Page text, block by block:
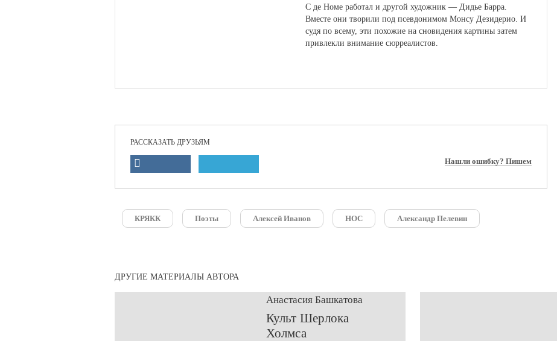
С де Номе работал и другой художник — Дидье Барра.
Вместе они творили под псевдонимом Монсу Дезидерио. И
судя по всему, эти похожие на сновидения картины затем
привлекли внимание сюрреалистов.
РАССКАЗАТЬ ДРУЗЬЯМ
Нашли ошибку? Пишем
КРЯКК Поэты Алексей Иванов НОС Александр Пелевин
ДРУГИЕ МАТЕРИАЛЫ АВТОРА
Анастасия Башкатова
Культ Шерлока
Холмса